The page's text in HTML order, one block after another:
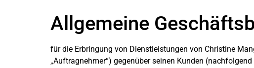
Allgemeine
für die Erbringung von Dienstleistungen von Christine
„Auftragnehmer“) gegenüber seinen Kunden (nachfolgend